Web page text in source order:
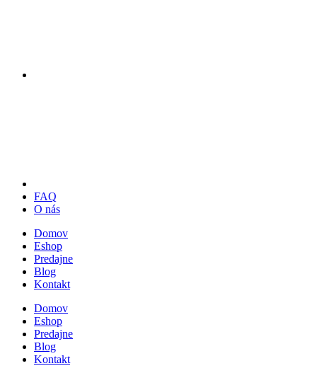
FAQ
O nás
Domov
Eshop
Predajne
Blog
Kontakt
Domov
Eshop
Predajne
Blog
Kontakt